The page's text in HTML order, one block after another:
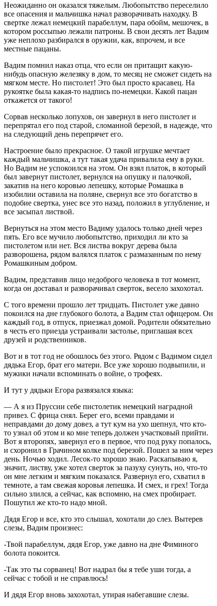
Неожиданно он оказался тяжелым. Любопытство переселило
все опасения и мальчишка начал разворачивать находку. В
свертке лежал немецкий парабеллум, пара обойм, мешочек, в
котором россыпью лежали патроны. В свои десять лет Вадим
уже неплохо разбирался в оружии, как, впрочем, и все
местные пацаны.
Вадим помнил наказ отца, что если он притащит какую-
нибудь опасную железяку в дом, то месяц не сможет сидеть на
мягком месте. Но пистолет! Это был просто красавец. На
рукоятке была какая-то надпись по-немецки. Какой пацан
откажется от такого!
Сорвав несколько лопухов, он завернул в него пистолет и
перепрятал его под старой, сломанной березой, в надежде, что
на следующий день перепрячет его.
Настроение было прекрасное. О такой игрушке мечтает
каждый мальчишка, а тут такая удача привалила ему в руки.
Но Вадим не успокоился на этом. Он взял платок, в который
был завернут пистолет, вернулся на опушку и палочкой,
закатив на него коровью лепешку, которые Ромашка в
изобилии оставила на поляне, свернул все это богатство в
подобие свертка, унес все это назад, положил в углубление, и
все засыпал листвой.
Вернуться на этом место Вадиму удалось только дней через
пять. Его все мучило любопытство, приходил ли кто за
пистолетом или нет. Вся листва вокруг дерева была
разворошена, рядом валялся платок с размазанным по нему
Ромашкиным добром.
Вадим, представив лицо недоброго человека в тот момент,
когда он доставал и разворачивал сверток, весело захохотал.
С того времени прошло лет тридцать. Пистолет уже давно
покоился на дне глубокого болота, а Вадим стал офицером. Он
каждый год, в отпуск, приезжал домой. Родители обязательно
в честь его приезда устраивали застолье, приглашая всех
друзей и родственников.
Вот и в тот год не обошлось без этого. Рядом с Вадимом сидел
дядька Егор, брат его матери. Все уже хорошо подвыпили, и
мужики начали вспоминать о войне, о трофеях.
И тут у дядьки Егора развязался языка:
— А я из Пруссии себе пистолетик немецкий наградной
привез. С фрица снял. Берег его, всеми правдами и
неправдами до дому довез, а тут кум на ухо шепнул, что кто-
то узнал об этом и ко мне теперь должен участковый прийти.
Вот я второпях, завернул его в первое, что под руку попалось,
и схоронил в Грачином колке под березой. Пошел за ним через
день. Ночью ходил. Лесок-то хорошо знаю. Раскапываю я,
значит, листву, уже хотел сверток за пазуху сунуть, но, что-то
он мне легким и мягким показался. Развернул его, схватил в
темноте, а там свежая коровья лепешка. И смех, и грех! Тогда
сильно злился, а сейчас, как вспомню, на смех пробирает.
Пошутил же кто-то надо мной.
Дядя Егор и все, кто это слышал, хохотали до слез. Вытерев
слезы, Вадим произнес:
-Твой парабеллум, дядя Егор, уже давно на дне Фиминого
болота покоится.
-Так это ты сорванец! Вот надрал бы я тебе уши тогда, а
сейчас с тобой и не справлюсь!
И дядя Егор вновь захохотал, утирая набегавшие слезы.